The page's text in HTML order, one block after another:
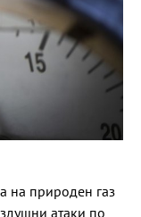
на природен газ
атаки по